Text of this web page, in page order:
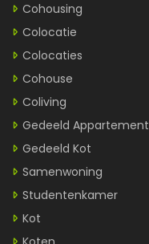
Cohousing
Colocatie
Colocaties
Cohouse
Coliving
Gedeeld Appartement
Gedeeld Kot
Samenwoning
Studentenkamer
Kot